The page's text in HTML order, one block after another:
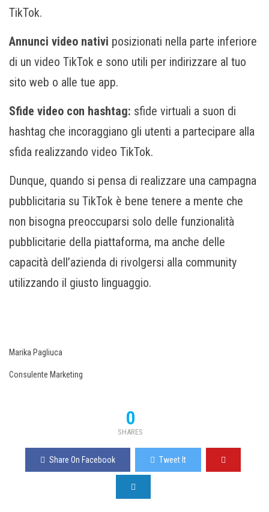
TikTok.
Annunci video nativi posizionati nella parte inferiore
di un video TikTok e sono utili per indirizzare al tuo
sito web o alle tue app.
Sfide video con hashtag: sfide virtuali a suon di
hashtag che incoraggiano gli utenti a partecipare alla
sfida realizzando video TikTok.
Dunque, quando si pensa di realizzare una campagna
pubblicitaria su TikTok è bene tenere a mente che
non bisogna preoccuparsi solo delle funzionalità
pubblicitarie della piattaforma, ma anche delle
capacità dell’azienda di rivolgersi alla community
utilizzando il giusto linguaggio.
Marika Pagliuca
Consulente Marketing
0
SHARES
Share On Facebook Tweet It